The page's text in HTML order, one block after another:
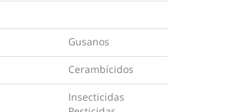
Gusanos
Cerambícidos
Insecticidas